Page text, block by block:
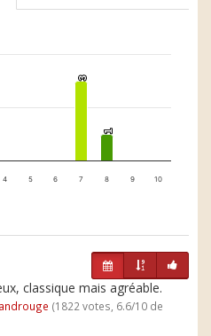
3
3
1
1
4 5 6 7 8 9 10
classique mais agréable.
(1822 votes, 6.6/10 de